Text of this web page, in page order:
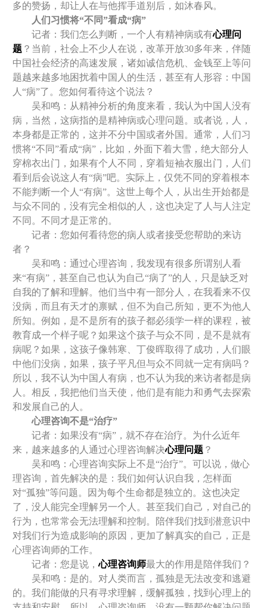
多的赞扬，却让人在与他挥手道别后，如沐春风。
人们习惯将“不同”看成“病”
记者：我们怎么判断，一个人有精神病或有心理问
题？当前，社会上不少人在说，改革开放30多年来，伴随
中国社会经济的高速发展，诸如诚信危机、金钱至上等问
题越来越多地困扰着中国人的生活，甚至有人形容：中国
人“病”了。您如何看待这个说法？
吴和鸣：从精神分析的角度来看，我认为中国人没有
病，当然，这病指的是精神病或心理问题。或者说，人，
本身都是正常的，这并不分中国或者外国。通常，人们习
惯将“不同”看成“病”，比如，外面下着大雪，绝大部分人
穿棉衣出门，如果有个人不同，穿着短袖衣服出门，人们
看到后会说这人有“病”吧。实际上，仅凭不同的穿着根本
不能判断一个人“有病”。这世上每个人，从出生开始都是
与众不同的，没有完全相似的人，这也决定了人与人注定
不同。不同才是正常的。
记者：您如何看待您的病人或者接受您帮助的来访
者？
吴和鸣：通过心理咨询，我发现有很多所谓别人看
来“有病”，甚至自己也认为自己“病了”的人，只是缺乏对
自我的了解和理解。他们当中有一部分人，在我看来不仅
没病，而且有天才的禀赋，但不为自己所知，更不为他人
所知。例如，是不是所有的孩子都必须学一样的课程，被
教育成一个样子呢？如果这个孩子与众不同，是不是就有
病呢？如果，这孩子像韩寒、丁俊晖取得了成功，人们眼
中他们没病，如果，孩子平凡但与众不同就一定有病吗？
所以，我不认为中国人有病，也不认为我的来访者都是病
人。相反，我把他们当天使，他们是有能力和勇气去探索
和发展自己的人。
心理咨询不是“治疗”
记者：如果没有“病”，就不存在治疗。为什么近年
来，越来越多的人通过心理咨询解决心理问题？
吴和鸣：心理咨询实际上不是“治疗”。可以说，做心
理咨询，首先解决的是：我们如何认识自我，怎样面
对“孤独”等问题。因为每个生命都是独立的。这也决定
了，没人能完全理解另一个人。甚至我们自己，对自己的
行为，也常常会无法理解和控制。陪伴我们找到潜意识中
对我们行为造成影响的原因，更加了解真实的自己，正是
心理咨询师的工作。
记者：您是说，心理咨询师最大的作用是陪伴我们？
吴和鸣：是的。对人类而言，孤独是无法改变和逃避
的。我们能做的只有寻求理解，缓解孤独，找到心理上的